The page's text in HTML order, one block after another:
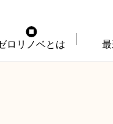
ロリノベとは